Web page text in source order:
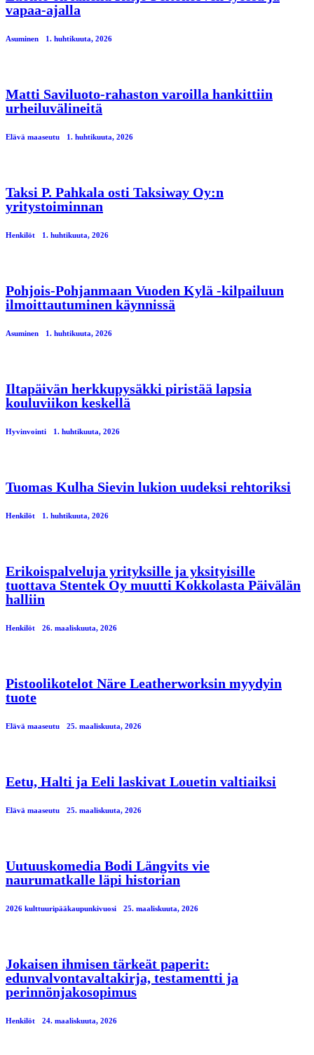
vapaa-ajalla
Asuminen 1. huhtikuuta, 2026
Matti Saviluoto-rahaston varoilla hankittiin
urheiluvälineitä
Elävä maaseutu 1. huhtikuuta, 2026
Taksi P. Pahkala osti Taksiway Oy:n
yritystoiminnan
Henkilöt 1. huhtikuuta, 2026
Pohjois-Pohjanmaan Vuoden Kylä -kilpailuun
ilmoittautuminen käynnissä
Asuminen 1. huhtikuuta, 2026
Iltapäivän herkkupysäkki piristää lapsia
kouluviikon keskellä
Hyvinvointi 1. huhtikuuta, 2026
Tuomas Kulha Sievin lukion uudeksi rehtoriksi
Henkilöt 1. huhtikuuta, 2026
Erikoispalveluja yrityksille ja yksityisille
tuottava Stentek Oy muutti Kokkolasta Päivälän
halliin
Henkilöt 26. maaliskuuta, 2026
Pistoolikotelot Näre Leatherworksin myydyin
tuote
Elävä maaseutu 25. maaliskuuta, 2026
Eetu, Halti ja Eeli laskivat Louetin valtiaiksi
Elävä maaseutu 25. maaliskuuta, 2026
Uutuuskomedia Bodi Längvits vie
naurumatkalle läpi historian
2026 kulttuuripääkaupunkivuosi 25. maaliskuuta, 2026
Jokaisen ihmisen tärkeät paperit:
edunvalvontavaltakirja, testamentti ja
perinnönjakosopimus
Henkilöt 24. maaliskuuta, 2026